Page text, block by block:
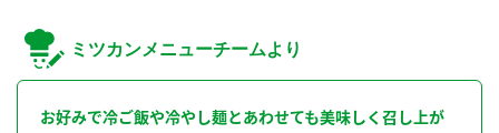
ミツカンメニューチームより
お好みで冷ご飯や冷やし麺とあわせても美味しく召し上が